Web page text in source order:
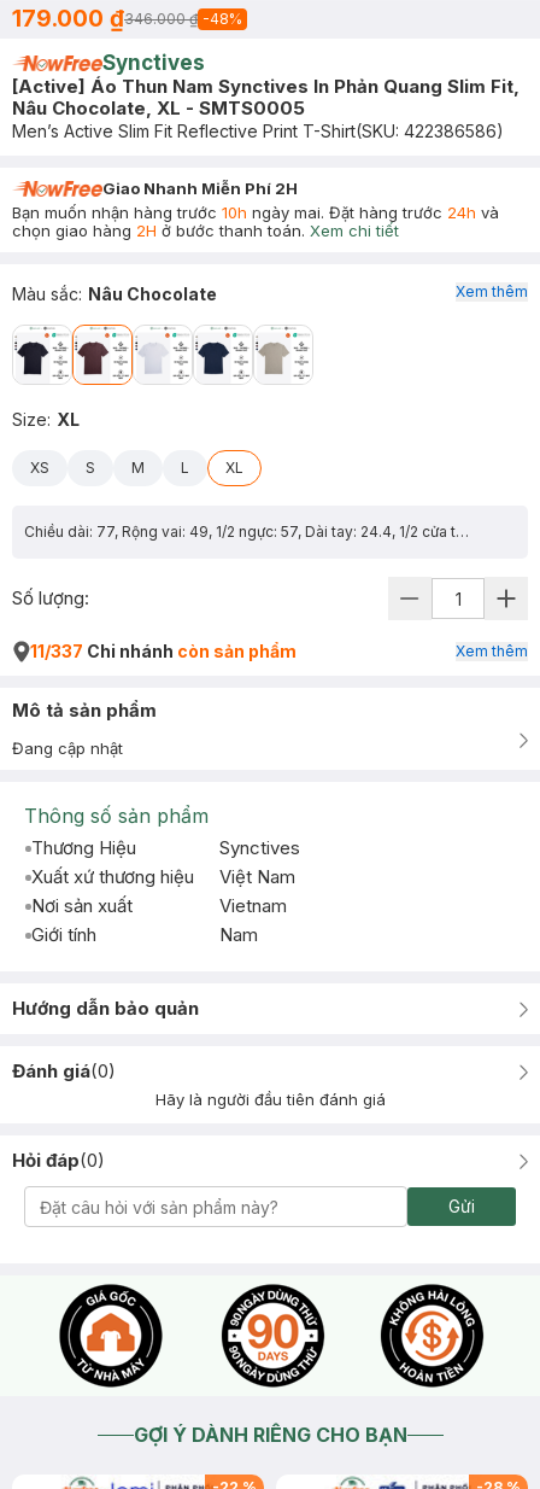
179.000 ₫346.000 ₫ -48%
Synctives
[Active] Áo Thun Nam Synctives In Phản Quang Slim Fit,
Nâu Chocolate, XL - SMTS0005
Men’s Active Slim Fit Reflective Print T-Shirt(SKU: 422386586)
Giao Nhanh Miễn Phí 2H
Bạn muốn nhận hàng trước 10h ngày mai. Đặt hàng trước 24h và
chọn giao hàng 2H ở bước thanh toán. Xem chi tiết
Màu sắc: Nâu Chocolate
Size: XL
XS S M L XL
Chiều dài: 77, Rộng vai: 49, 1/2 ngực: 57, Dài tay: 24.4, 1/2 cửa tay: 18
Xem thêm
Số lượng:
11/337 Chi nhánh còn sản phẩm Xem thêm
Mô tả sản phẩm
Đang cập nhật
Thông số sản phẩm
Thương Hiệu
Synctives
Xuất xứ thương hiệu
Việt Nam
Nơi sản xuất
Vietnam
Giới tính
Nam
Hướng dẫn bảo quản
Đánh giá(0)
Hãy là người đầu tiên đánh giá
Hỏi đáp(0)
Gửi
GỢI Ý DÀNH RIÊNG CHO BẠN